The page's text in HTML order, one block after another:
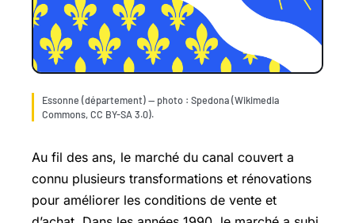
Essonne (département) — photo : Spedona (Wikimedia
Commons, CC BY-SA 3.0).
Au fil des ans, le marché du canal couvert a
connu plusieurs transformations et rénovations
pour améliorer les conditions de vente et